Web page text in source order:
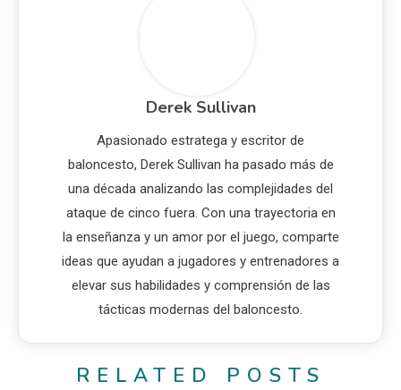
Derek Sullivan
Apasionado estratega y escritor de
baloncesto, Derek Sullivan ha pasado más de
una década analizando las complejidades del
ataque de cinco fuera. Con una trayectoria en
la enseñanza y un amor por el juego, comparte
ideas que ayudan a jugadores y entrenadores a
elevar sus habilidades y comprensión de las
tácticas modernas del baloncesto.
RELATED POSTS